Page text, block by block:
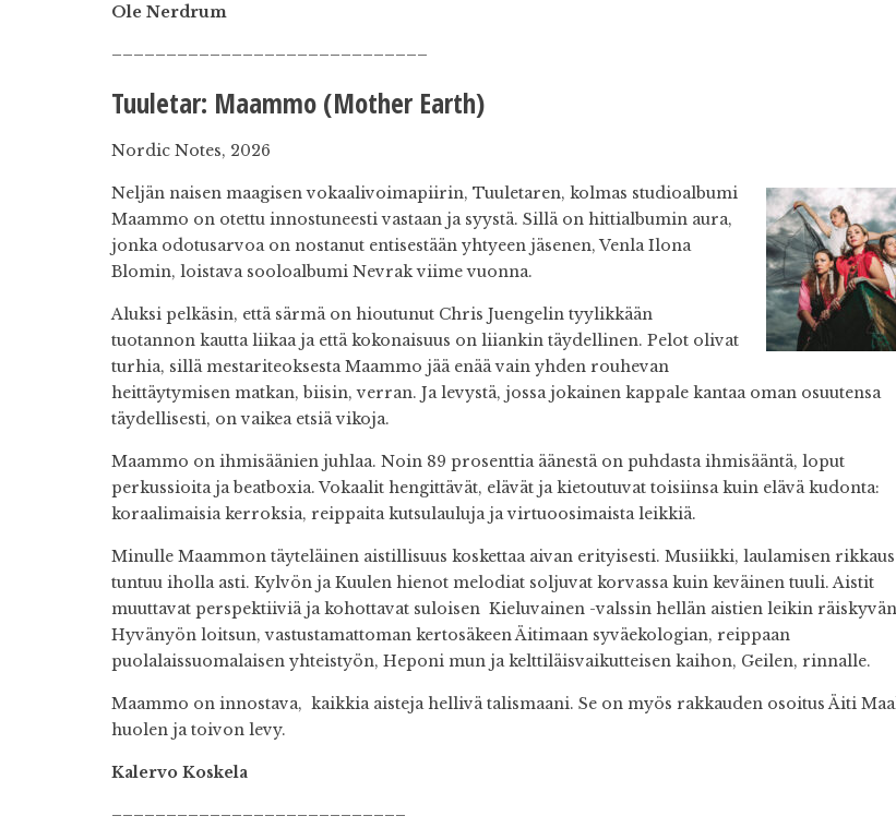
Ole Nerdrum
–––––––––––––––––––––––––––––
Tuuletar: Maammo (Mother Earth)
Nordic Notes, 2026
Neljän naisen maagisen vokaalivoimapiirin, Tuuletaren, kolmas studioalbumi
Maammo on otettu innostuneesti vastaan ja syystä. Sillä on hittialbumin aura,
jonka odotusarvoa on nostanut entisestään yhtyeen jäsenen, Venla Ilona
Blomin, loistava sooloalbumi Nevrak viime vuonna.
Aluksi pelkäsin, että särmä on hioutunut Chris Juengelin tyylikkään
tuotannon kautta liikaa ja että kokonaisuus on liiankin täydellinen. Pelot olivat
turhia, sillä mestariteoksesta Maammo jää enää vain yhden rouhevan
heittäytymisen matkan, biisin, verran. Ja levystä, jossa jokainen kappale kantaa oman osuutensa
täydellisesti, on vaikea etsiä vikoja.
Maammo on ihmisäänien juhlaa. Noin 89 prosenttia äänestä on puhdasta ihmisääntä, loput
perkussioita ja beatboxia. Vokaalit hengittävät, elävät ja kietoutuvat toisiinsa kuin elävä kudonta:
koraalimaisia kerroksia, reippaita kutsulauluja ja virtuoosimaista leikkiä.
Minulle Maammon täyteläinen aistillisuus koskettaa aivan erityisesti. Musiikki, laulamisen rikkaus
tuntuu iholla asti. Kylvön ja Kuulen hienot melodiat soljuvat korvassa kuin keväinen tuuli. Aistit
muuttavat perspektiiviä ja kohottavat suloisen Kieluvainen -valssin hellän aistien leikin räiskyvän
Hyvänyön loitsun, vastustamattoman kertosäkeen Äitimaan syväekologian, reippaan
puolalaissuomalaisen yhteistyön, Heponi mun ja kelttiläisvaikutteisen kaihon, Geilen, rinnalle.
Maammo on innostava, kaikkia aisteja hellivä talismaani. Se on myös rakkauden osoitus Äiti
huolen ja toivon levy.
Kalervo Koskela
–––––––––––––––––––––––––––